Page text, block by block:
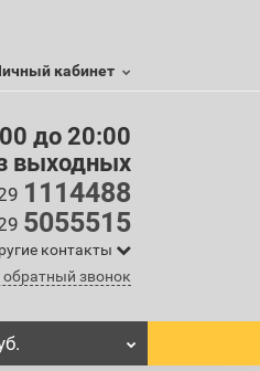
кабинет
до 20:00
выходных
1114488
5055515
контакты
обратный звонок